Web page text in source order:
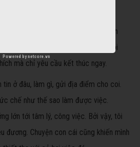
nữ, yêu mình đấy nhưng lại muốn
quá. Với những trường hợp đó, tôi
mà chỉ yêu cầu kết thúc ngay.
tin ở đâu, làm gì, gửi địa điểm cho coi.
chế như thế sao làm được việc.
lớn tới tâm lý, công việc. Bởi vậy, tôi
đương. Chuyện con cái cũng khiến mình
Powered bynetcore.vn